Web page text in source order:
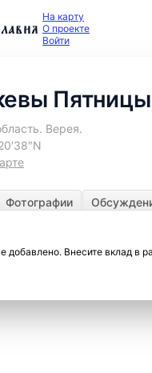
На карту
О проекте
Войти
Верея.
Фотографии
добавлено. Внесите вклад в